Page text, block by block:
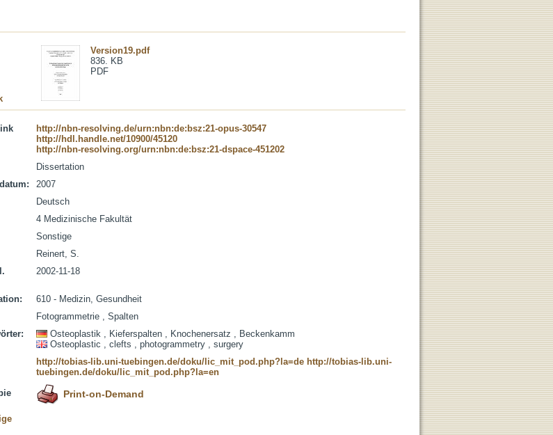
Version19.pdf
836. KB
PDF
http://nbn-resolving.de/urn:nbn:de:bsz:21-opus-30547
http://hdl.handle.net/10900/45120
http://nbn-resolving.org/urn:nbn:de:bsz:21-dspace-451202
Dissertation
2007
Deutsch
4 Medizinische Fakultät
Sonstige
Reinert, S.
2002-11-18
610 - Medizin, Gesundheit
Fotogrammetrie , Spalten
Osteoplastik , Kieferspalten , Knochenersatz , Beckenkamm
Osteoplastic , clefts , photogrammetry , surgery
http://tobias-lib.uni-tuebingen.de/doku/lic_mit_pod.php?la=de http://tobias-lib.uni-
tuebingen.de/doku/lic_mit_pod.php?la=en
Print-on-Demand